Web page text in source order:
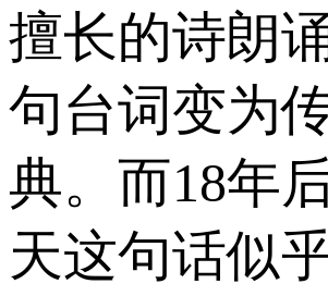
擅长的诗朗
句台词变为
典。而18年
天这句话似